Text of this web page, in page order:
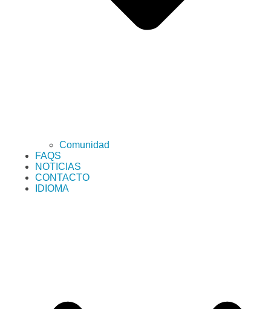
Comunidad
FAQS
NOTICIAS
CONTACTO
IDIOMA